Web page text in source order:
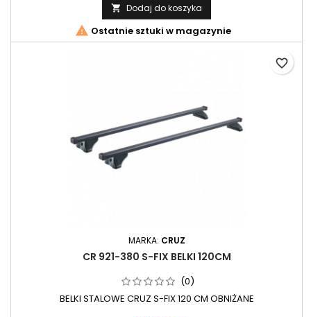
 Dodaj do koszyka
 Ostatnie sztuki w magazynie
MARKA: CRUZ
CR 921-380 S-FIX BELKI 120CM
(0)
BELKI STALOWE CRUZ S-FIX 120 CM OBNIŻANE
favorite_border